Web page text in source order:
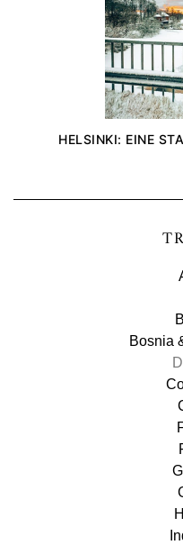
HELSINKI: EINE
Bosnia